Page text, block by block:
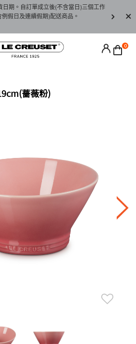
日期。自訂單成立後(不含當日)三個工作
假日及連續假期)配送商品。
請至
0
薔薇粉)